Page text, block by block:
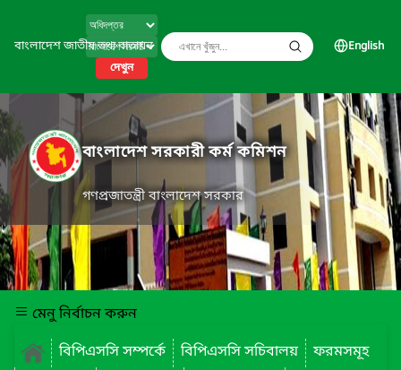
বাংলাদেশ জাতীয় তথ্য বাতায়ন
দেখুন
English
বাংলাদেশ সরকারী কর্ম কমিশন
গণপ্রজাতন্ত্রী বাংলাদেশ সরকার
মেনু নির্বাচন করুন
বিপিএসসি সম্পর্কে
বিপিএসসি সচিবালয়
ফরমসমূহ